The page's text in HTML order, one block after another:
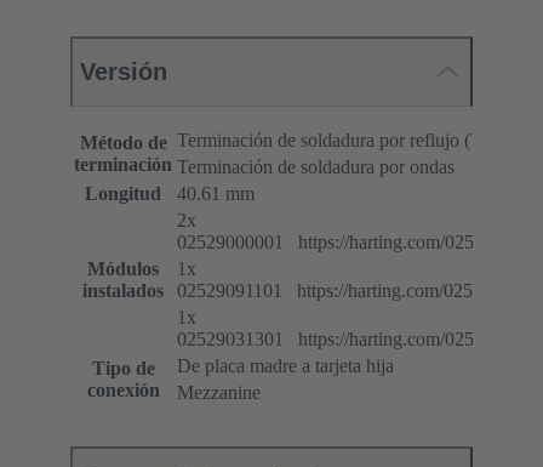
Versión
Método de
terminación
Terminación de soldadura por reflujo (THR)
Terminación de soldadura por ondas
Longitud
40.61 mm
Módulos
instalados
2x
02529000001 https://harting.com/
1x
02529091101 https://harting.com/
1x
02529031301 https://harting.com/
Tipo de
conexión
De placa madre a tarjeta hija
Mezzanine